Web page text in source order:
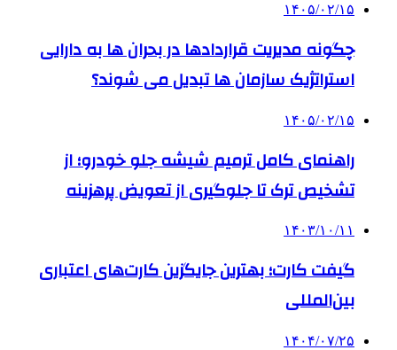
۱۴۰۵/۰۲/۱۵
چگونه مدیریت قراردادها در بحران ها به دارایی
استراتژیک سازمان ها تبدیل می شوند؟
۱۴۰۵/۰۲/۱۵
راهنمای کامل ترمیم شیشه جلو خودرو؛ از
تشخیص ترک تا جلوگیری از تعویض پرهزینه
۱۴۰۳/۱۰/۱۱
گیفت کارت؛ بهترین جایگزین کارت‌های اعتباری
بین‌المللی
۱۴۰۴/۰۷/۲۵